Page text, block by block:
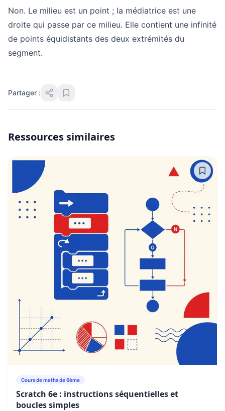
Non. Le milieu est un point ; la médiatrice est une
droite qui passe par ce milieu. Elle contient une infinité
de points équidistants des deux extrémités du
segment.
Partager :
Ressources similaires
Cours de maths de 6ème
Scratch 6e : instructions séquentielles et
boucles simples